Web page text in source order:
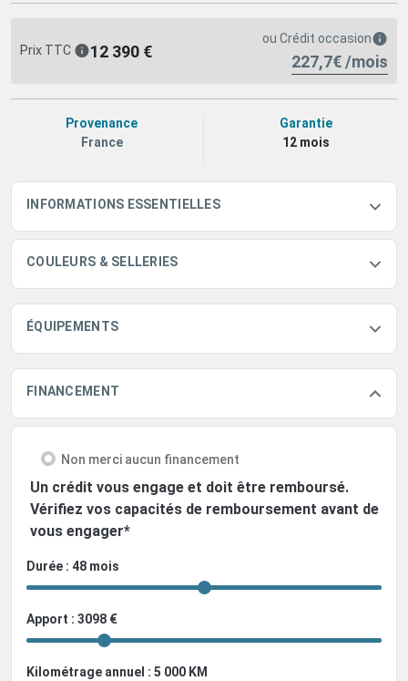
Prix TTC 12 390 €
ou Crédit occasion
227,7€ /mois
Provenance
France
Garantie
12 mois
INFORMATIONS ESSENTIELLES
COULEURS & SELLERIES
ÉQUIPEMENTS
FINANCEMENT
Non merci aucun financement
Un crédit vous engage et doit être remboursé.
Vérifiez vos capacités de remboursement avant de
vous engager*
Durée : 48 mois
Apport : 3098 €
Kilométrage annuel : 5 000 KM